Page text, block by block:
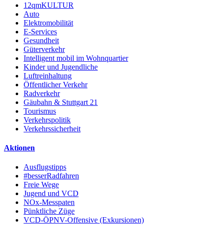
12qmKULTUR
Auto
Elektromobilität
E-Services
Gesundheit
Güterverkehr
Intelligent mobil im Wohnquartier
Kinder und Jugendliche
Luftreinhaltung
Öffentlicher Verkehr
Radverkehr
Gäubahn & Stuttgart 21
Tourismus
Verkehrspolitik
Verkehrssicherheit
Aktionen
Ausflugstipps
#besserRadfahren
Freie Wege
Jugend und VCD
NOx-Messpaten
Pünktliche Züge
VCD-ÖPNV-Offensive (Exkursionen)